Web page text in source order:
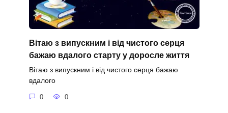
Вітаю з випускним і від чистого серця
бажаю вдалого старту у доросле життя
Вітаю з випускним і від чистого серця бажаю
вдалого
0 0